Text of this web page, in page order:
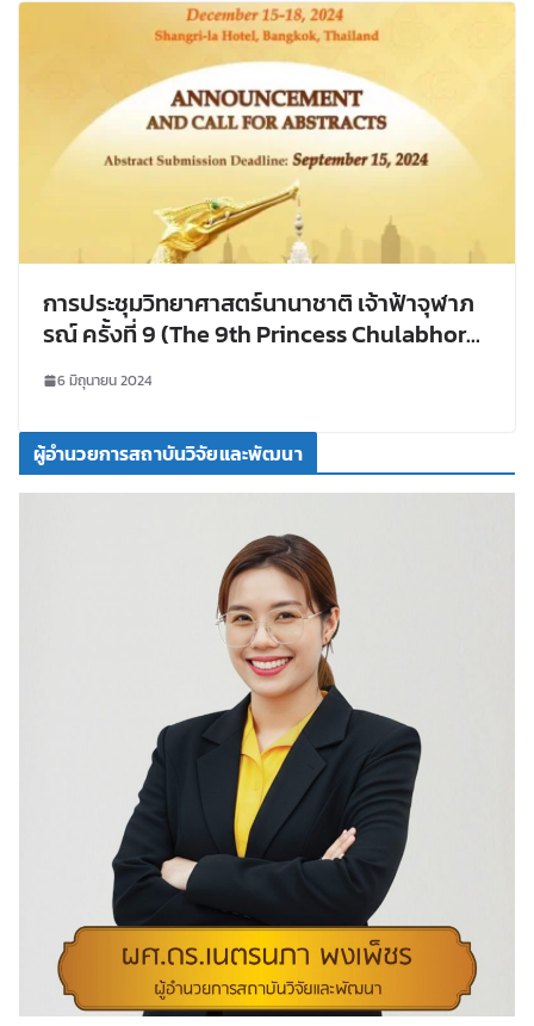
การประชุมวิทยาศาสตร์นานาชาติ เจ้าฟ้าจุฬาภ
รณ์ ครั้งที่ 9 (The 9th Princess Chulabhorn
ความท้าทายของสุขภาพหนึ่งเดียว : บทบาทของ
วิทยาศาสตร์ชีวภาพและเคมี
6 มิถุนายน 2024
ผู้อำนวยการสถาบันวิจัยและพัฒนา